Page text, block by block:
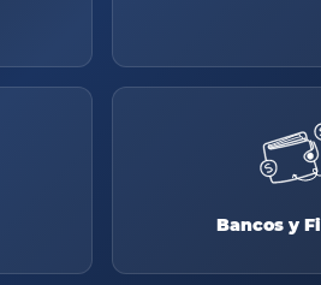
Bancos y